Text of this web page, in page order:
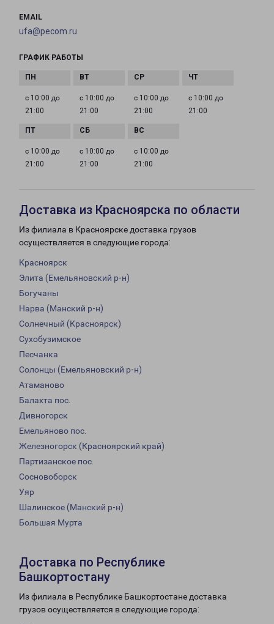
EMAIL
ufa@pecom.ru
ГРАФИК РАБОТЫ
с 10:00 до
21:00
с 10:00 до
21:00
с 10:00 до
21:00
с 10:00 до
21:00
с 10:00 до
21:00
с 10:00 до
21:00
с 10:00 до
21:00
Доставка из Красноярска по области
Из филиала в Красноярске доставка грузов
осуществляется в следующие города:
Красноярск
Элита (Емельяновский р-н)
Богучаны
Нарва (Манский р-н)
Солнечный (Красноярск)
Сухобузимское
Песчанка
Солонцы (Емельяновский р-н)
Атаманово
Балахта пос.
Дивногорск
Емельяново пос.
Железногорск (Красноярский край)
Партизанское пос.
Сосновоборск
Уяр
Шалинское (Манский р-н)
Большая Мурта
Доставка по Республике
Башкортостану
Из филиала в Республике Башкортостане доставка
грузов осуществляется в следующие города: